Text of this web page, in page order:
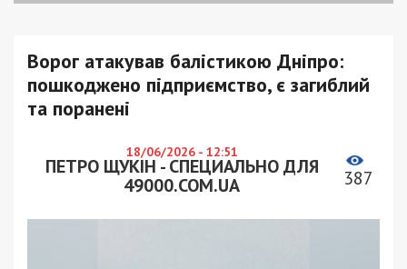
Ворог атакував балістикою Дніпро:
пошкоджено підприємство, є загиблий
та поранені
18/06/2026 - 12:51
ПЕТРО ЩУКІН - СПЕЦИАЛЬНО ДЛЯ
49000.COM.UA
387